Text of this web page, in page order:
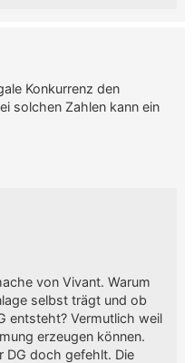
Konkurrenz den
solchen Zahlen kann ein
von Vivant. Warum
selbst trägt und ob
entsteht? Vermutlich weil
erzeugen können.
DG doch gefehlt. Die